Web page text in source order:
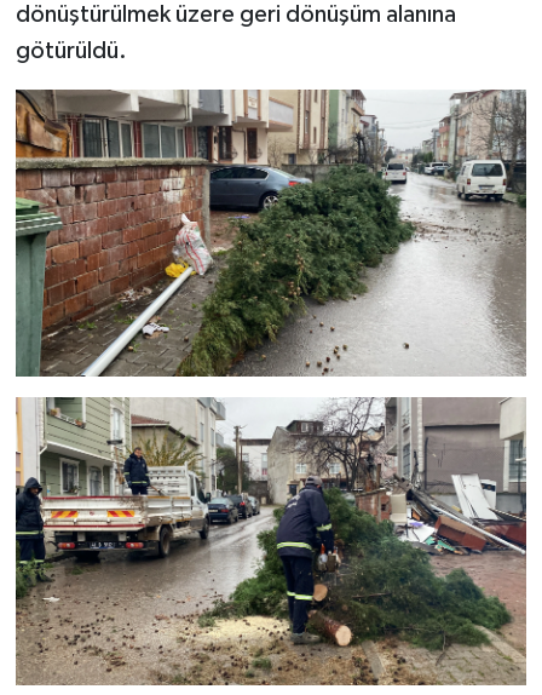
dönüştürülmek üzere geri dönüşüm alanına
götürüldü.